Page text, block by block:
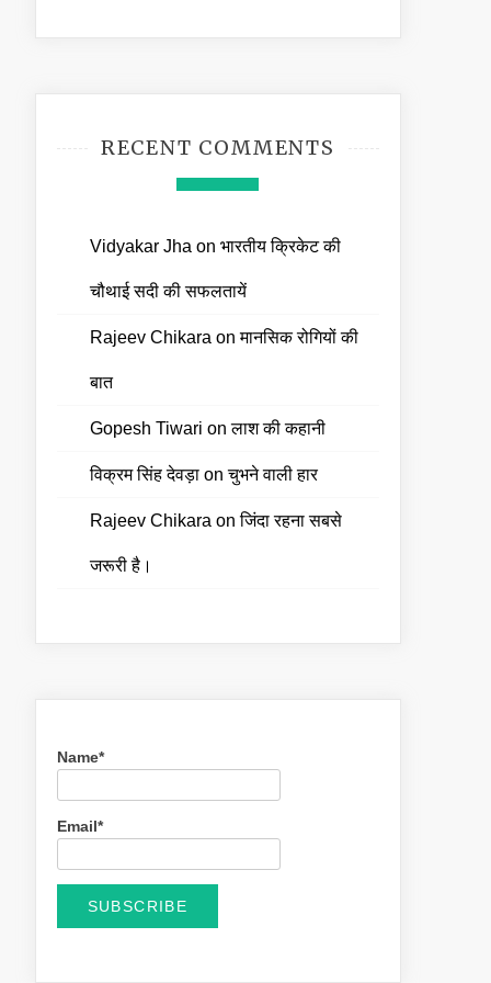
RECENT COMMENTS
Vidyakar Jha on भारतीय क्रिकेट की
चौथाई सदी की सफलतायें
Rajeev Chikara onमानसिक रोगियों की
बात
Gopesh Tiwari onलाश की कहानी
विक्रम सिंह देवड़ाonचुभने वाली हार
Rajeev Chikara onजिंदा रहना सबसे
जरूरी है।
Name*
Email*